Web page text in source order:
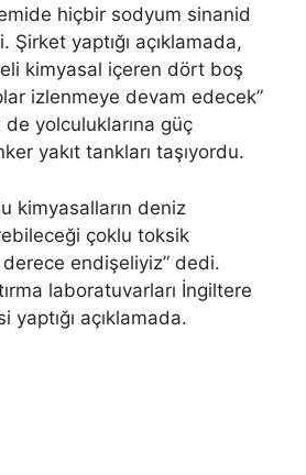
hiçbir sodyum sinanid
Şirket yaptığı açıklamada,
kimyasal içeren dört boş
izlenmeye devam edecek”
yolculuklarına güç
yakıt tankları taşıyordu.
kimyasalların deniz
çoklu toksik
endişeliyiz” dedi.
laboratuvarları İngiltere
yaptığı açıklamada.